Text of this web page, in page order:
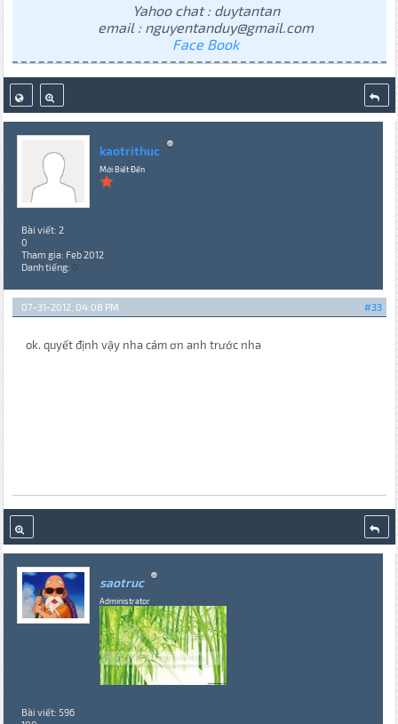
Yahoo chat : duytantan
email : nguyentanduy@gmail.com
Face Book
kaotrithuc
Mới Biết Đến
Bài viết: 2
0
Tham gia: Feb 2012
Danh tiếng: 0
#33
07-31-2012, 04:08 PM
ok. quyết định vậy nha cám ơn anh trước nha
saotruc
Administrator
Bài viết: 596